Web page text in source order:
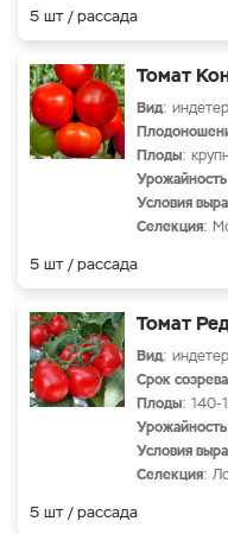
5 шт / рассада
Томат
Вид:
Плоды:
Урожайность
Условия
Селекция:
5 шт / рассада
Томат
Вид:
Срок
Плоды: 140-
Урожайность
Условия
Селекция:
5 шт / рассада